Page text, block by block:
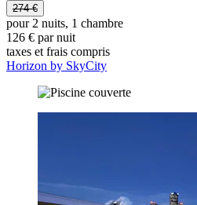
274 €
pour 2 nuits, 1 chambre
126 € par nuit
taxes et frais compris
Horizon by SkyCity